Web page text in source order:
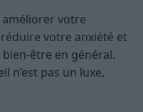
votre
votre anxiété et
être en général.
n’est pas un luxe,